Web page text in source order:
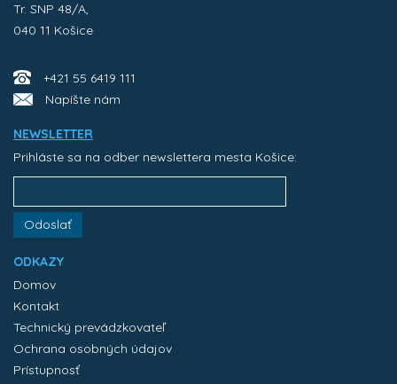
Tr. SNP 48/A,
040 11 Košice
+421 55 6419 111
Napíšte nám
NEWSLETTER
Prihláste sa na odber newslettera mesta Košice:
Odoslať
ODKAZY
Domov
Kontakt
Technický prevádzkovateľ
Ochrana osobných údajov
Prístupnosť